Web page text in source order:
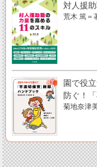
対人援
荒木 篤＝
園で役
防ぐ！
菊地奈津